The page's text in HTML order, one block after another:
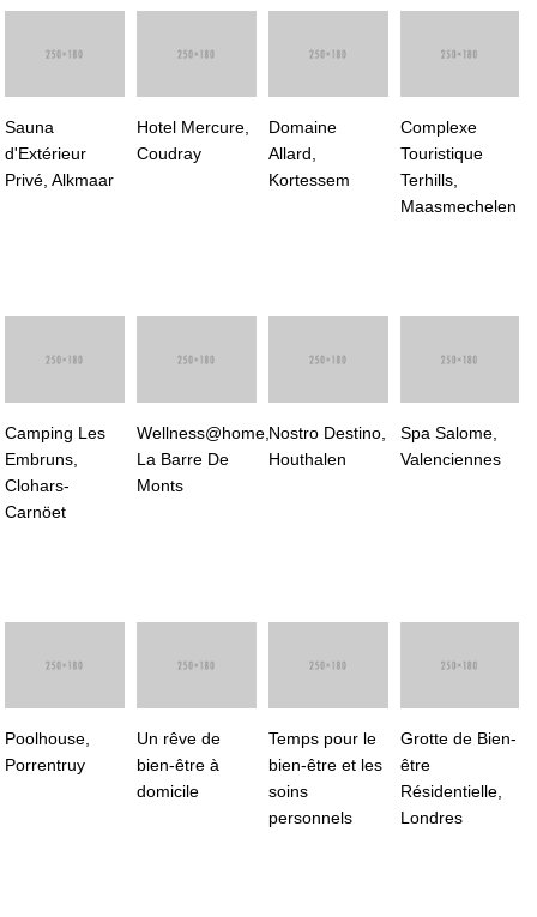
Sauna
d'Extérieur
Privé, Alkmaar
Hotel Mercure,
Coudray
Domaine
Allard,
Kortessem
Complexe
Touristique
Terhills,
Maasmechelen
Camping Les
Embruns,
Clohars-
Carnöet
Wellness@home,
La Barre De
Monts
Nostro Destino,
Houthalen
Spa Salome,
Valenciennes
Poolhouse,
Porrentruy
Un rêve de
bien-être à
domicile
Temps pour le
bien-être et les
soins
personnels
Grotte de Bien-
être
Résidentielle,
Londres